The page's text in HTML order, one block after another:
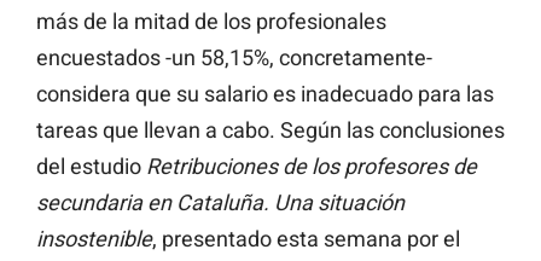
más de la mitad de los profesionales
encuestados -un 58,15%, concretamente-
considera que su salario es inadecuado para las
tareas que llevan a cabo. Según las conclusiones
del estudio Retribuciones de los profesores de
secundaria en Cataluña. Una situación
insostenible, presentado esta semana por el